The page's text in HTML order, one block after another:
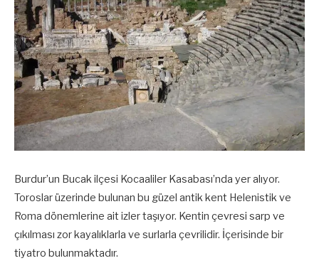
Burdur’un Bucak ilçesi Kocaaliler Kasabası’nda yer alıyor.
Toroslar üzerinde bulunan bu güzel antik kent Helenistik ve
Roma dönemlerine ait izler taşıyor. Kentin çevresi sarp ve
çıkılması zor kayalıklarla ve surlarla çevrilidir. İçerisinde bir
tiyatro bulunmaktadır.